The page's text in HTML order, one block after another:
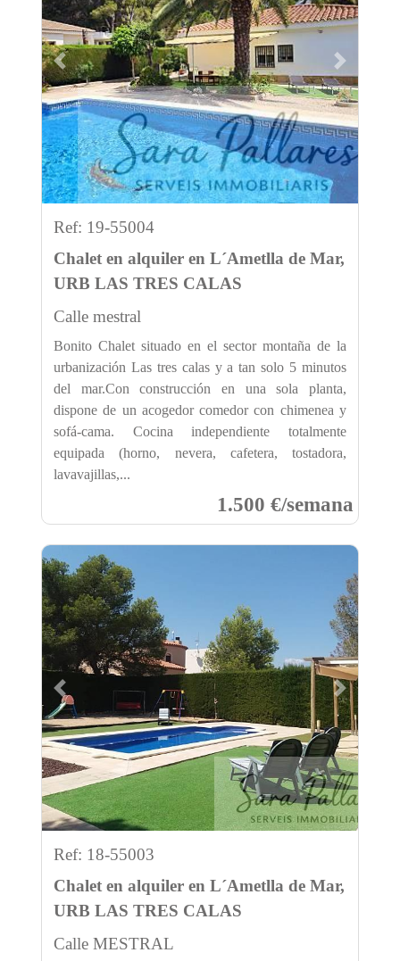
Previous Next
Ref: 19-55004
Chalet en alquiler en L´Ametlla de Mar,
URB LAS TRES CALAS
Calle mestral
Bonito Chalet situado en el sector montaña de la
urbanización Las tres calas y a tan solo 5 minutos
del mar.Con construcción en una sola planta,
dispone de un acogedor comedor con chimenea y
sofá-cama. Cocina independiente totalmente
equipada (horno, nevera, cafetera, tostadora,
lavavajillas,...
1.500 €/semana
Previous Next
Ref: 18-55003
Chalet en alquiler en L´Ametlla de Mar,
URB LAS TRES CALAS
Calle MESTRAL